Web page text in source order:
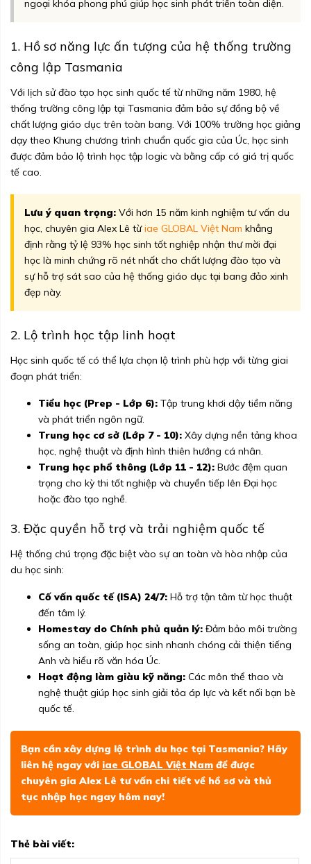
ngoại khóa phong phú giúp học sinh phát triển toàn diện.
1. Hồ sơ năng lực ấn tượng của hệ thống trường
công lập Tasmania
Với lịch sử đào tạo học sinh quốc tế từ những năm 1980, hệ
thống trường công lập tại Tasmania đảm bảo sự đồng bộ về
chất lượng giáo dục trên toàn bang. Với 100% trường học giảng
dạy theo Khung chương trình chuẩn quốc gia của Úc, học sinh
được đảm bảo lộ trình học tập logic và bằng cấp có giá trị quốc
tế cao.
Lưu ý quan trọng: Với hơn 15 năm kinh nghiệm tư vấn du
học, chuyên gia Alex Lê từiae GLOBAL Việt Nam khẳng
định rằng tỷ lệ 93% học sinh tốt nghiệp nhận thư mời đại
học là minh chứng rõ nét nhất cho chất lượng đào tạo và
sự hỗ trợ sát sao của hệ thống giáo dục tại bang đảo xinh
đẹp này.
2. Lộ trình học tập linh hoạt
Học sinh quốc tế có thể lựa chọn lộ trình phù hợp với từng giai
đoạn phát triển:
Tiểu học (Prep - Lớp 6): Tập trung khơi dậy tiềm năng
và phát triển ngôn ngữ.
Trung học cơ sở (Lớp 7 - 10): Xây dựng nền tảng khoa
học, nghệ thuật và định hình thiên hướng cá nhân.
Trung học phổ thông (Lớp 11 - 12): Bước đệm quan
trọng cho kỳ thi tốt nghiệp và chuyển tiếp lên Đại học
hoặc đào tạo nghề.
3. Đặc quyền hỗ trợ và trải nghiệm quốc tế
Hệ thống chú trọng đặc biệt vào sự an toàn và hòa nhập của
du học sinh:
Cố vấn quốc tế (ISA) 24/7: Hỗ trợ tận tâm từ học thuật
đến tâm lý.
Homestay do Chính phủ quản lý: Đảm bảo môi trường
sống an toàn, giúp học sinh nhanh chóng cải thiện tiếng
Anh và hiểu rõ văn hóa Úc.
Hoạt động làm giàu kỹ năng: Các môn thể thao và
nghệ thuật giúp học sinh giải tỏa áp lực và kết nối bạn bè
quốc tế.
Bạn cần xây dựng lộ trình du học tại Tasmania? Hãy
liên hệ ngay với iae GLOBAL Việt Nam để được
chuyên gia Alex Lê tư vấn chi tiết về hồ sơ và thủ
tục nhập học ngay hôm nay!
Thẻ bài viết: